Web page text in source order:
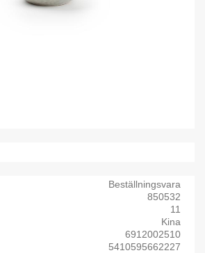
Beställningsvara
850532
11
Kina
6912002510
5410595662227